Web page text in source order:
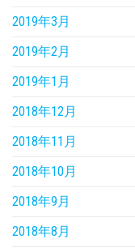
2019年3月
2019年2月
2019年1月
2018年12月
2018年11月
2018年10月
2018年9月
2018年8月